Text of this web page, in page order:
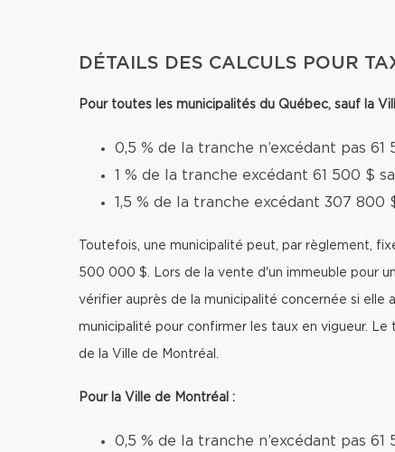
DÉTAILS DES CALCULS POUR
Pour toutes les municipalités du Québec, sauf la
0,5 % de la tranche n’excédant pas 61
1 % de la tranche excédant 61 500 $
1,5 % de la tranche excédant 307 800
Toutefois, une municipalité peut, par règlement,
500 000 $. Lors de la vente d'un immeuble pour
vérifier auprès de la municipalité concernée si
municipalité pour confirmer les taux en vigueur.
de la Ville de Montréal.
Pour la Ville de Montréal :
0,5 % de la tranche n’excédant pas 61